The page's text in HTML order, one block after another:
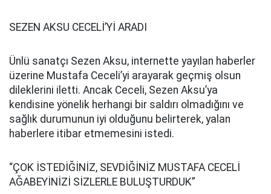
SEZEN AKSU CECELİ’Yİ ARADI
Ünlü sanatçı Sezen Aksu, internette yayılan haberler
üzerine Mustafa Ceceli’yi arayarak geçmiş olsun
dileklerini iletti. Ancak Ceceli, Sezen Aksu’ya
kendisine yönelik herhangi bir saldırı olmadığını ve
sağlık durumunun iyi olduğunu belirterek, yalan
haberlere itibar etmemesini istedi.
“ÇOK İSTEDİĞİNİZ, SEVDİĞİNİZ MUSTAFA CECELİ
AĞABEYİNİZİ SİZLERLE BULUŞTURDUK”